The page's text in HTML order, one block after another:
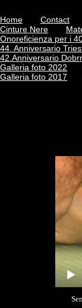
Home Contact
Cinture Nere
Onoreficienza per i
44. Anniversario
42.Anniversario
Galleria foto 2022
Galleria foto 2017
Video
Player